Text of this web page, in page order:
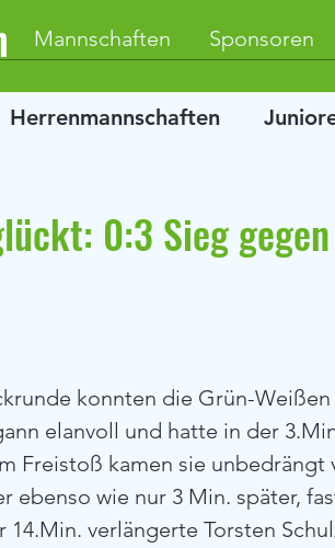
Mannschaften Sponsoren
Herrenmannschaften
0:3 Sieg gegen
elanvoll und hatte in der
Freistoß kamen sie unbedrängt
ebenso wie nur 3 Min. später,
verlängerte Torsten